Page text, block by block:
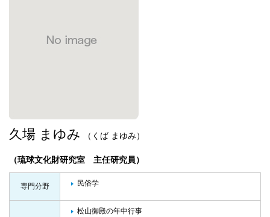
久場 まゆみ （くば まゆみ）
（琉球文化財研究室 主任研究員）
専門分野 民俗学
松山御殿の年中行事